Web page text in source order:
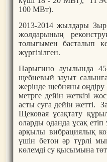
100 МВт).
2013-2014 жылдары
жолдарының
толығымен басталып
жүргізілген.
Парыгино ауылында 45
щебневый зауыт
жерінде щебняны өңдіру
метрге дейін жеткізі
асты суға дейін жетті.
Щековая ұсақтату
оларды оданда ұсақ
арқылы вибрациялық
үшін бетон әр түрлі
көлемді су қысымына